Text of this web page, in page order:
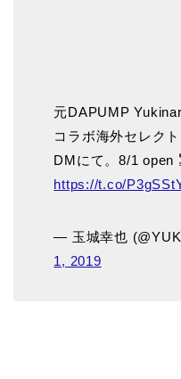
元DAPUMP
コラボ海外セレク
DMにて。8/1 open
https://t.co/
— 玉城幸也
1, 2019